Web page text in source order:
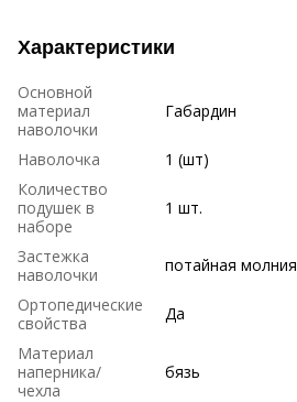
Характеристики
Основной
материал
наволочки
Габардин
Наволочка
1 (шт)
Количество
подушек в
наборе
1 шт.
Застежка
наволочки
потайная молния
Ортопедические
свойства
Да
Материал
наперника/
чехла
бязь